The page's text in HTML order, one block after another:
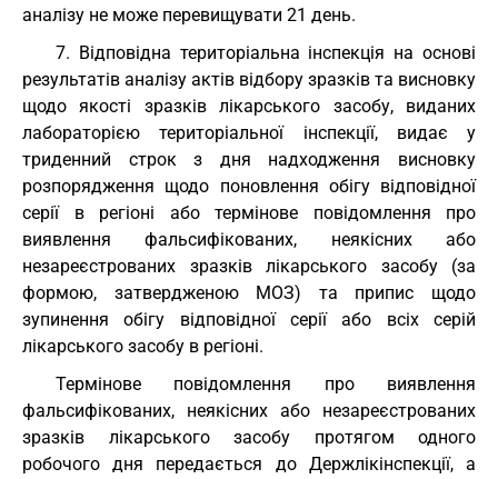
аналізу не може перевищувати 21 день.
7. Відповідна територіальна інспекція на основі
результатів аналізу актів відбору зразків та висновку
щодо якості зразків лікарського засобу, виданих
лабораторією територіальної інспекції, видає у
триденний строк з дня надходження висновку
розпорядження щодо поновлення обігу відповідної
серії в регіоні або термінове повідомлення про
виявлення фальсифікованих, неякісних або
незареєстрованих зразків лікарського засобу (за
формою, затвердженою МОЗ) та припис щодо
зупинення обігу відповідної серії або всіх серій
лікарського засобу в регіоні.
Термінове повідомлення про виявлення
фальсифікованих, неякісних або незареєстрованих
зразків лікарського засобу протягом одного
робочого дня передається до Держлікінспекції, а